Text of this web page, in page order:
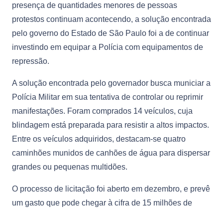
presença de quantidades menores de pessoas
protestos continuam acontecendo, a solução encontrada
pelo governo do Estado de São Paulo foi a de continuar
investindo em equipar a Polícia com equipamentos de
repressão.
A solução encontrada pelo governador busca municiar a
Polícia Militar em sua tentativa de controlar ou reprimir
manifestações. Foram comprados 14 veículos, cuja
blindagem está preparada para resistir a altos impactos.
Entre os veículos adquiridos, destacam-se quatro
caminhões munidos de canhões de água para dispersar
grandes ou pequenas multidões.
O processo de licitação foi aberto em dezembro, e prevê
um gasto que pode chegar à cifra de 15 milhões de